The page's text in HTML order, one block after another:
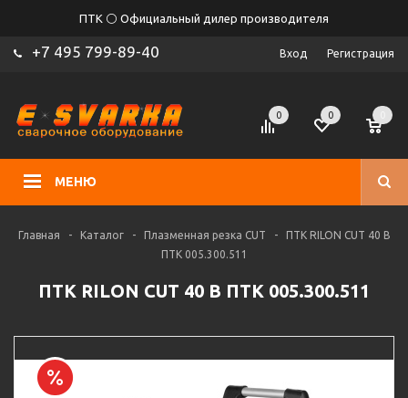
ПТК ⚪ Официальный дилер производителя
+7 495 799-89-40 Вход Регистрация
МЕНЮ
0 0
Главная - Каталог - Плазменная резка CUT -
ПТК RILON CUT 40 B
ПТК 005.300.511
ПТК RILON CUT 40 B ПТК 005.300.511